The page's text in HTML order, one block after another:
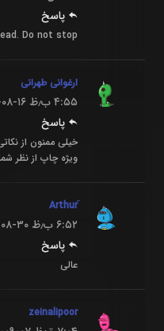
پاسخ
Do not stop.
ارغوانی طهرانی
۴:۵۵ ب٫ظ
پاسخ
خیلی ممنون از
ویژه چاپ از نظر
۶:۵۲ ب٫ظ
۱۴۰۱-
پاسخ
عالی
zeinalipoor